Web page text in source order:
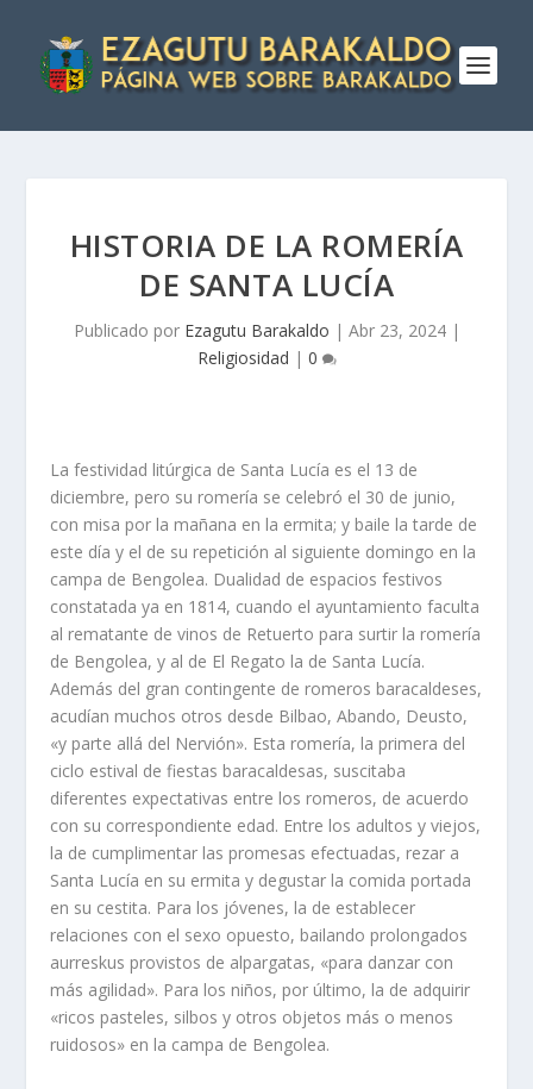
HISTORIA DE LA ROMERÍ­A
DE SANTA LUCÍ­A
Publicado por Ezagutu Barakaldo | Abr 23, 2024|
Religiosidad | 0
La festividad litúrgica de Santa Lucí­a es el 13 de
diciembre, pero su romerí­a se celebró el 30 de junio,
con misa por la mañana en la ermita; y baile la tarde de
este dí­a y el de su repetición al siguiente domingo en la
campa de Bengolea. Dualidad de espacios festivos
constatada ya en 1814, cuando el ayuntamiento faculta
al rematante de vinos de Retuerto para surtir la romerí­a
de Bengolea, y al de El Regato la de Santa Lucí­a.
Además del gran contingente de romeros baracaldeses,
acudí­an muchos otros desde Bilbao, Abando, Deusto,
«y parte allá del Nervión». Esta romerí­a, la primera del
ciclo estival de fiestas baracaldesas, suscitaba
diferentes expectativas entre los romeros, de acuerdo
con su correspondiente edad. Entre los adultos y viejos,
la de cumplimentar las promesas efectuadas, rezar a
Santa Lucí­a en su ermita y degustar la comida portada
en su cestita. Para los jóvenes, la de establecer
relaciones con el sexo opuesto, bailando prolongados
aurreskus provistos de alpargatas, «para danzar con
más agilidad». Para los niños, por último, la de adquirir
«ricos pasteles, silbos y otros objetos más o menos
ruidosos» en la campa de Bengolea.